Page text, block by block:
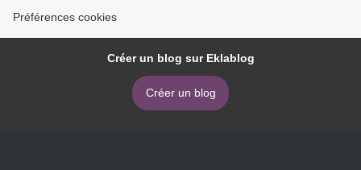
Préférences cookies
Créer un blog sur Eklablog
Créer un blog